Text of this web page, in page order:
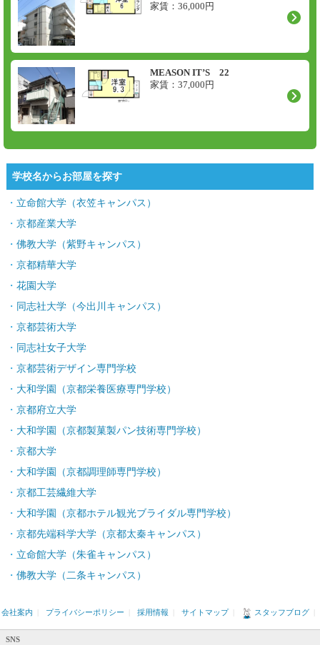
家賃： 36,000 円
MEASON IT’S 22
家賃： 37,000 円
学校名からお部屋を探す
立命館大学（衣笠キャンパス）
京都産業大学
佛教大学（紫野キャンパス）
京都精華大学
花園大学
同志社大学（今出川キャンパス）
京都芸術大学
同志社女子大学
京都芸術デザイン専門学校
大和学園（京都栄養医療専門学校）
京都府立大学
大和学園（京都製菓製パン技術専門学校）
京都大学
大和学園（京都調理師専門学校）
京都工芸繊維大学
大和学園（京都ホテル観光ブライダル専門学校）
京都先端科学大学（京都太秦キャンパス）
立命館大学（朱雀キャンパス）
佛教大学（二条キャンパス）
会社案内 プライバシーポリシー 採用情報 サイトマップ スタッフブログ
SNS